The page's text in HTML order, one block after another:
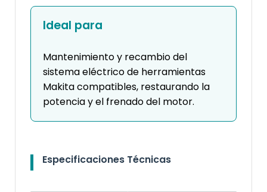
Ideal para
Mantenimiento y recambio del
sistema eléctrico de herramientas
Makita compatibles, restaurando la
potencia y el frenado del motor.
Especificaciones Técnicas